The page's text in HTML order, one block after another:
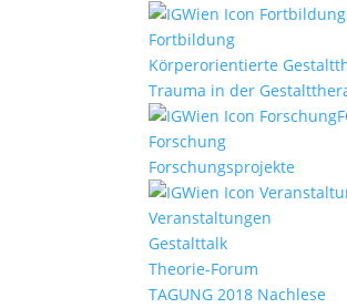
Fortbildung
Körperorientierte
Trauma in der
Forschung
Forschungsprojekte
Veranstaltungen
Gestalttalk
Theorie-Forum
TAGUNG 2018 Nachlese